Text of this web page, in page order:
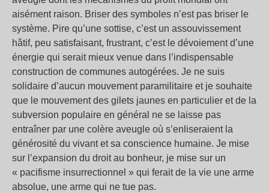
aisément raison. Briser des symboles n’est pas briser le
système. Pire qu’une sottise, c’est un assouvissement
hâtif, peu satisfaisant, frustrant, c’est le dévoiement d’une
énergie qui serait mieux venue dans l’indispensable
construction de communes autogérées. Je ne suis
solidaire d’aucun mouvement paramilitaire et je souhaite
que le mouvement des gilets jaunes en particulier et de la
subversion populaire en général ne se laisse pas
entraîner par une colère aveugle où s’enliseraient la
générosité du vivant et sa conscience humaine. Je mise
sur l’expansion du droit au bonheur, je mise sur un
« pacifisme insurrectionnel » qui ferait de la vie une arme
absolue, une arme qui ne tue pas.